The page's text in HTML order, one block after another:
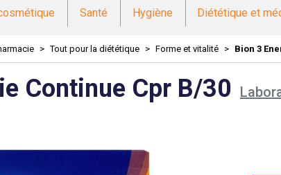
Santé Hygiène Diététique et
Tout pour la diététique Forme et vitalité Bion 3
Continue Cpr B/30